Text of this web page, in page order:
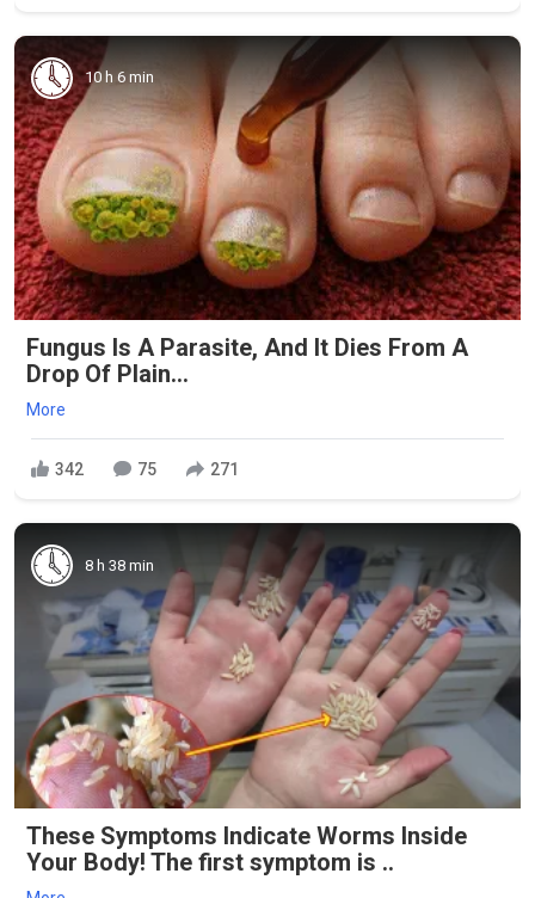
10 h 6 min
Fungus Is A Parasite, And It Dies From A
Drop Of Plain...
More
342 75 271
8 h 38 min
These Symptoms Indicate Worms Inside
Your Body! The first symptom is ..